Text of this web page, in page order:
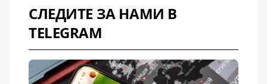
СЛЕДИТЕ ЗА НАМИ В
TELEGRAM